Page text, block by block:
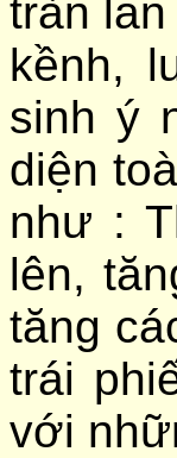
tràn
kềnh,
sinh ý
diện
như :
lên,
tăng
trái
với